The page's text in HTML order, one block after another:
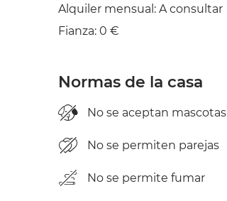
Alquiler mensual: A consultar
Fianza: 0 €
Normas de la casa
No se aceptan mascotas
No se permiten parejas
No se permite fumar